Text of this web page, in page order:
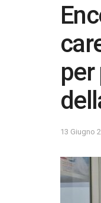
13 Giugno